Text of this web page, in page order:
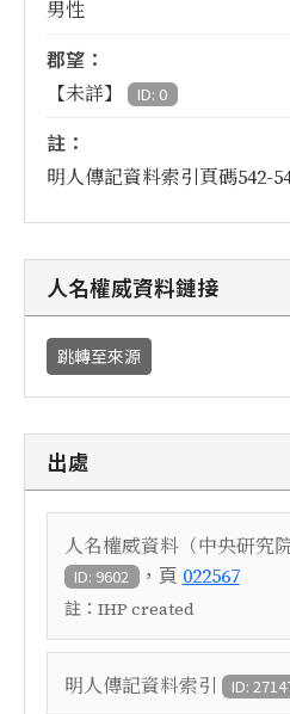
男性
郡望：
【未詳】 ID: 0
註：
明人傳記資料索引頁碼542-
人名權威資料鏈接
跳轉至來源
出處
人名權威資料（中央研究
ID: 9602 ，頁 022567
註： IHP created
明人傳記資料索引 ID: